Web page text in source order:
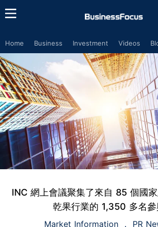
Home Business Investment Videos
INC 網上會議聚集了來自 85 個國
乾果行業的 1,350 多名
Market Information PR